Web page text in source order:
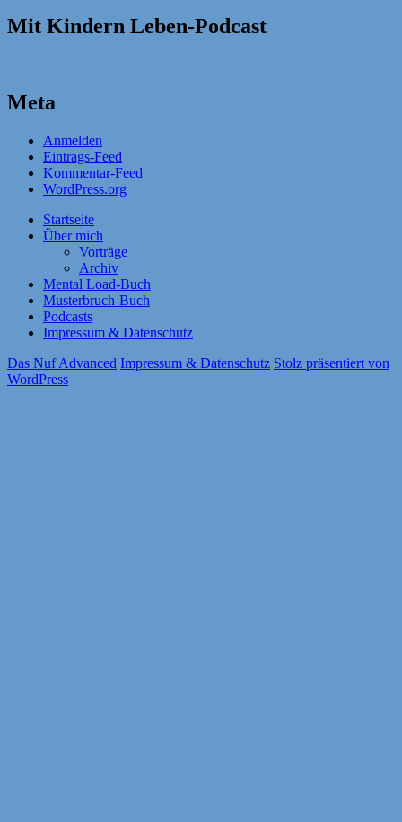
Mit Kindern Leben-Podcast
Meta
Anmelden
Eintrags-Feed
Kommentar-Feed
WordPress.org
Startseite
Über mich
Vorträge
Archiv
Mental Load-Buch
Musterbruch-Buch
Podcasts
Impressum & Datenschutz
Das Nuf Advanced Impressum & Datenschutz Stolz präsentiert von
WordPress